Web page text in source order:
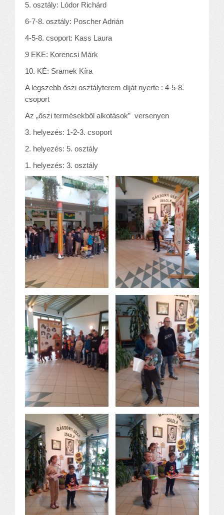
5. osztály: Lódor Richárd
6-7-8. osztály: Poscher Adrián
4-5-8. csoport: Kass Laura
9 EKE: Korencsi Márk
10. KÉ: Sramek Kíra
A legszebb őszi osztályterem díját nyerte : 4-5-8.
csoport
Az „őszi termésekből alkotások” versenyen
3. helyezés: 1-2-3. csoport
2. helyezés: 5. osztály
1. helyezés: 3. osztály